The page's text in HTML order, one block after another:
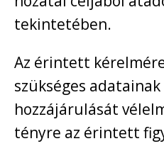
tekintetében.
Az érintett
szükséges
hozzájárulását
tényre az érintett